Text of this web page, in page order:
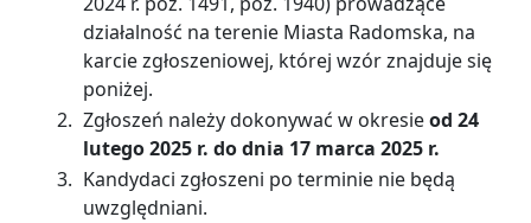
działalność na terenie Miasta Radomska, na
karcie zgłoszeniowej, której wzór znajduje się
poniżej.
Zgłoszeń należy dokonywać w okresieod 24
lutego 2025 r. do dnia 17 marca 2025 r.
Kandydaci zgłoszeni po terminie nie będą
uwzględniani.